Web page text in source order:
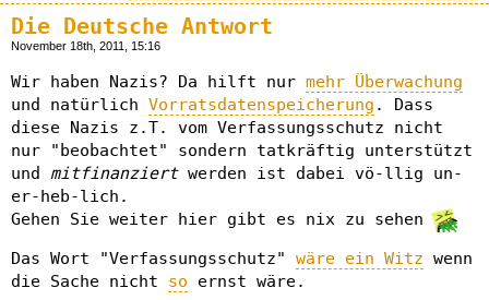
Die Deutsche Antwort
November 18th, 2011, 15:16
Wir haben Nazis? Da hilft nur mehr Überwachung
und natürlich Vorratsdatenspeicherung . Dass
diese Nazis z.T. vom Verfassungsschutz nicht
nur "beobachtet" sondern tatkräftig unterstützt
und mitfinanziertwerden ist dabei vö-llig un-
er-heb-lich.
Gehen Sie weiter hier gibt es nix zu sehen
Das Wort "Verfassungsschutz" wäre ein Witz wenn
die Sache nicht so ernst wäre.